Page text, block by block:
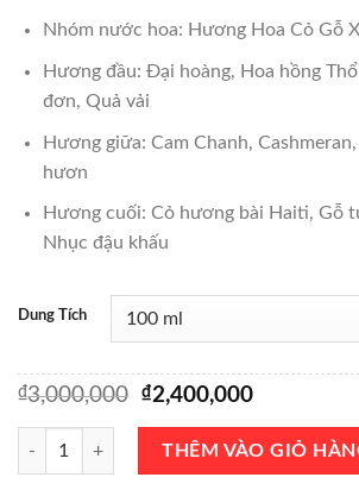
Nhóm nước hoa: Hương Hoa Cỏ Gỗ
Hương đầu: Đại hoàng, Hoa hồng
đơn, Quả vải
Hương giữa: Cam Chanh,
hươn
Hương cuối: Cỏ hương bài Haiti, Gỗ
Nhục đậu khấu
Dung Tích
₫3,000,000 Giá
là:
₫3,000,000.
₫2,400,000Giá
tại
là:
Nước Hoa Alexandria Fragrances Lady
THÊM VÀO GIỎ